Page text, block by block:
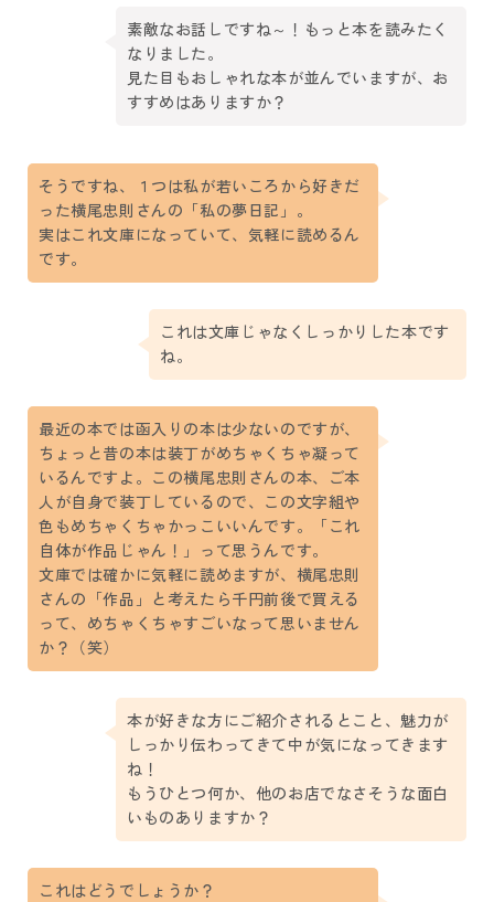
素敵なお話しですね～！もっと本を読みたく
なりました。
見た目もおしゃれな本が並んでいますが、お
すすめはありますか？
そうですね、１つは私が若いころから好きだ
った横尾忠則さんの「私の夢日記」。
実はこれ文庫になっていて、気軽に読めるん
です。
これは文庫じゃなくしっかりした本です
ね。
最近の本では函入りの本は少ないのですが、
ちょっと昔の本は装丁がめちゃくちゃ凝って
いるんですよ。この横尾忠則さんの本、ご本
人が自身で装丁しているので、この文字組や
色もめちゃくちゃかっこいいんです。「これ
自体が作品じゃん！」って思うんです。
文庫では確かに気軽に読めますが、横尾忠則
さんの「作品」と考えたら千円前後で買える
って、めちゃくちゃすごいなって思いません
か？（笑）
本が好きな方にご紹介されるとこと、魅力が
しっかり伝わってきて中が気になってきます
ね！
もうひとつ何か、他のお店でなさそうな面白
いものありますか？
これはどうでしょうか？